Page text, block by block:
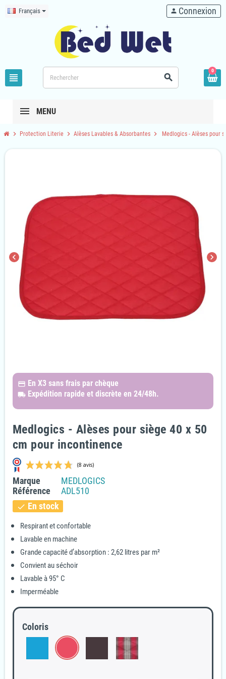
Français
view_headline search
person Connexion
0
MENU
chevron_right Protection Literie chevron_right Alèses Lavables & Absorbantes chevron_right Medlogics - Alèses pour
chevron_left chevron_right
paymentsEn X3 sans frais par chèque
local_shipping Expédition rapide et discrète en 24/48h.
Medlogics - Alèses pour siège 40 x 50
cm pour incontinence
Marque
MEDLOGICS
Référence
ADL510
check En stock
Respirant et confortable
Lavable en machine
Grande capacité d’absorption : 2,62 litres par m²
Convient au séchoir
Lavable à 95° C
Imperméable
Coloris